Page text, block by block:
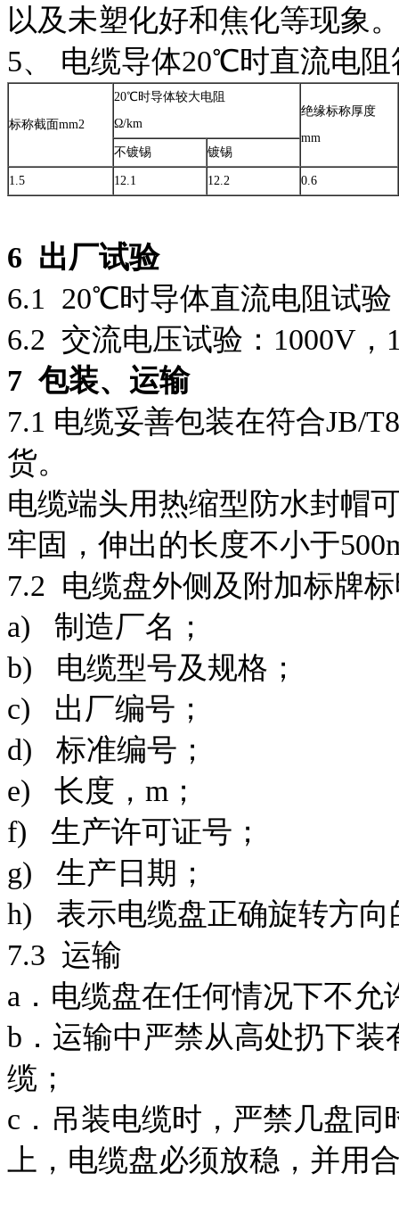
以及未塑化好和焦化等现象
5、 电缆导体20℃时直流电
标称截面mm2
20℃时导体较大电阻
Ω/km
绝缘标称厚度
mm
不镀锡
镀锡
1.5 12.1 12.2 0.6
6 出厂试验
6.1 20℃时导体直流电阻试验
6.2 交流电压试验：1000V，
7 包装、运输
7.1 电缆妥善包装在符合JB/
货。
电缆端头用热缩型防水封帽
牢固，伸出的长度不小于
7.2 电缆盘外侧及附加标牌
a) 制造厂名；
b) 电缆型号及规格；
c) 出厂编号；
d) 标准编号；
e) 长度，m；
f) 生产许可证号；
g) 生产日期；
h) 表示电缆盘正确旋转方向
7.3 运输
a．电缆盘在任何情况下不允
b．运输中严禁从高处扔下
缆；
c．吊装电缆时，严禁几盘
上，电缆盘必须放稳，并用